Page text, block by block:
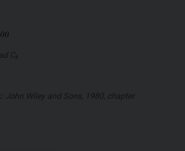
Ck
John Wiley and Sons, 1980, chapter